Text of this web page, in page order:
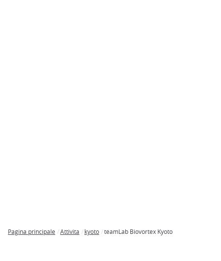
Pagina principale Attivita kyoto teamLab Biovortex Kyoto